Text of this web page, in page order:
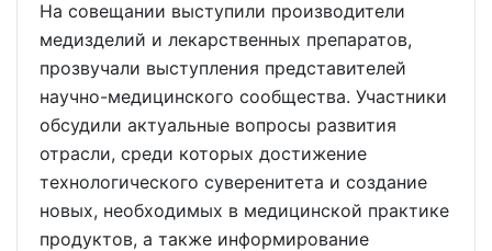
На совещании выступили производители
медизделий и лекарственных препаратов,
прозвучали выступления представителей
научно-медицинского сообщества. Участники
обсудили актуальные вопросы развития
отрасли, среди которых достижение
технологического суверенитета и создание
новых, необходимых в медицинской практике
продуктов, а также информирование